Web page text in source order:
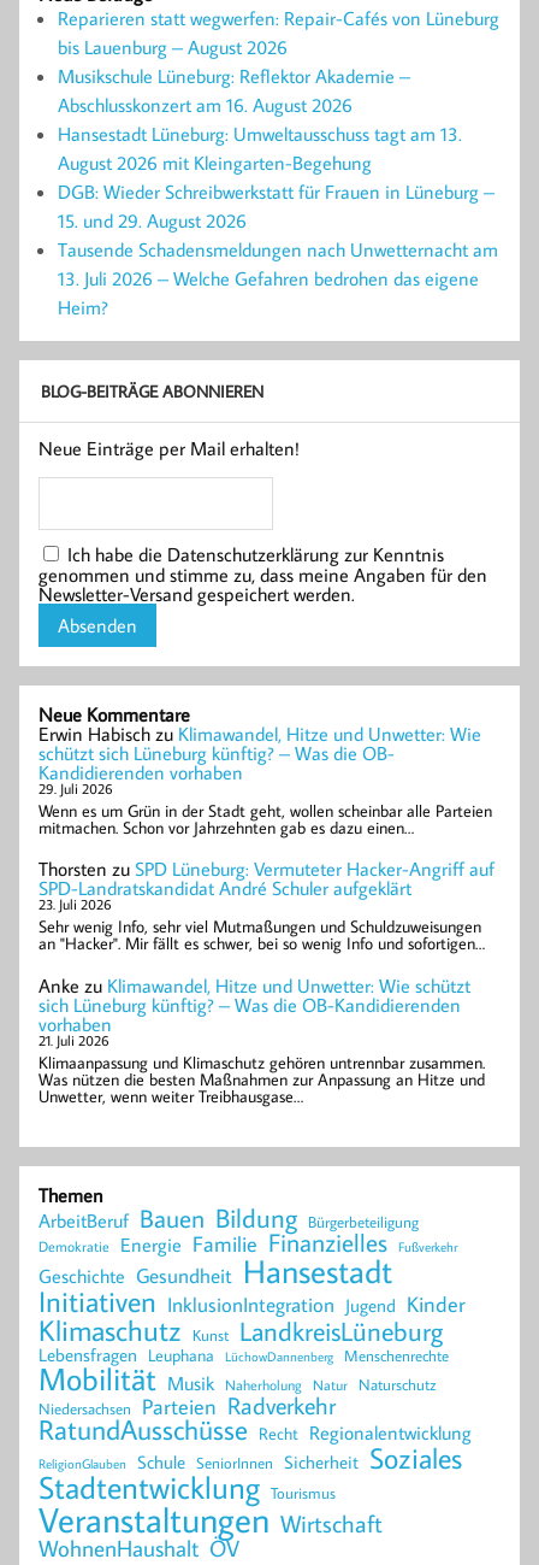
Reparieren statt wegwerfen: Repair-Cafés von Lüneburg
bis Lauenburg – August 2026
Musikschule Lüneburg: Reflektor Akademie –
Abschlusskonzert am 16. August 2026
Hansestadt Lüneburg: Umweltausschuss tagt am 13.
August 2026 mit Kleingarten-Begehung
DGB: Wieder Schreibwerkstatt für Frauen in Lüneburg –
15. und 29. August 2026
Tausende Schadensmeldungen nach Unwetternacht am
13. Juli 2026 – Welche Gefahren bedrohen das eigene
Heim?
BLOG-BEITRÄGE ABONNIEREN
Neue Einträge per Mail erhalten!
Ich habe die Datenschutzerklärung zur Kenntnis
genommen und stimme zu, dass meine Angaben für den
Newsletter-Versand gespeichert werden.
Neue Kommentare
Erwin Habisch zu Klimawandel, Hitze und Unwetter: Wie
schützt sich Lüneburg künftig? – Was die OB-
Kandidierenden vorhaben
29. Juli 2026
Wenn es um Grün in der Stadt geht, wollen scheinbar alle Parteien
mitmachen. Schon vor Jahrzehnten gab es dazu einen…
Thorsten zu SPD Lüneburg: Vermuteter Hacker-Angriff auf
SPD-Landratskandidat André Schuler aufgeklärt
23. Juli 2026
Sehr wenig Info, sehr viel Mutmaßungen und Schuldzuweisungen
an "Hacker". Mir fällt es schwer, bei so wenig Info und sofortigen…
Anke zu Klimawandel, Hitze und Unwetter: Wie schützt
sich Lüneburg künftig? – Was die OB-Kandidierenden
vorhaben
21. Juli 2026
Klimaanpassung und Klimaschutz gehören untrennbar zusammen.
Was nützen die besten Maßnahmen zur Anpassung an Hitze und
Unwetter, wenn weiter Treibhausgase…
Themen
ArbeitBeruf Bauen Bildung Bürgerbeteiligung
Demokratie Energie Familie Finanzielles Fußverkehr
Geschichte Gesundheit Hansestadt
Initiativen InklusionIntegration Jugend Kinder
Klimaschutz Kunst LandkreisLüneburg
Lebensfragen Leuphana LüchowDannenberg Menschenrechte
Mobilität Musik Naherholung Natur Naturschutz
Niedersachsen Parteien Radverkehr
RatundAusschüsse Recht Regionalentwicklung
ReligionGlauben Schule SeniorInnen Sicherheit Soziales
Stadtentwicklung Tourismus
Veranstaltungen Wirtschaft
WohnenHaushalt ÖV